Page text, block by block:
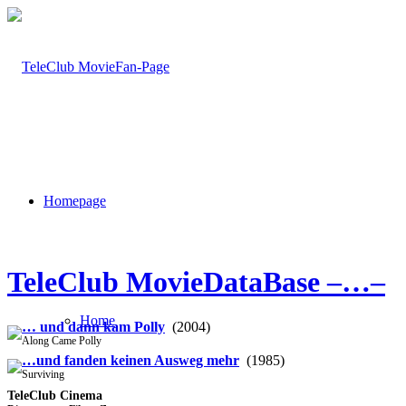
Homepage
Home
TeleClub MovieDataBase –…–
… und dann kam Polly (2004)
Along Came Polly
…und fanden keinen Ausweg mehr (1985)
Surviving
TeleClub Cinema